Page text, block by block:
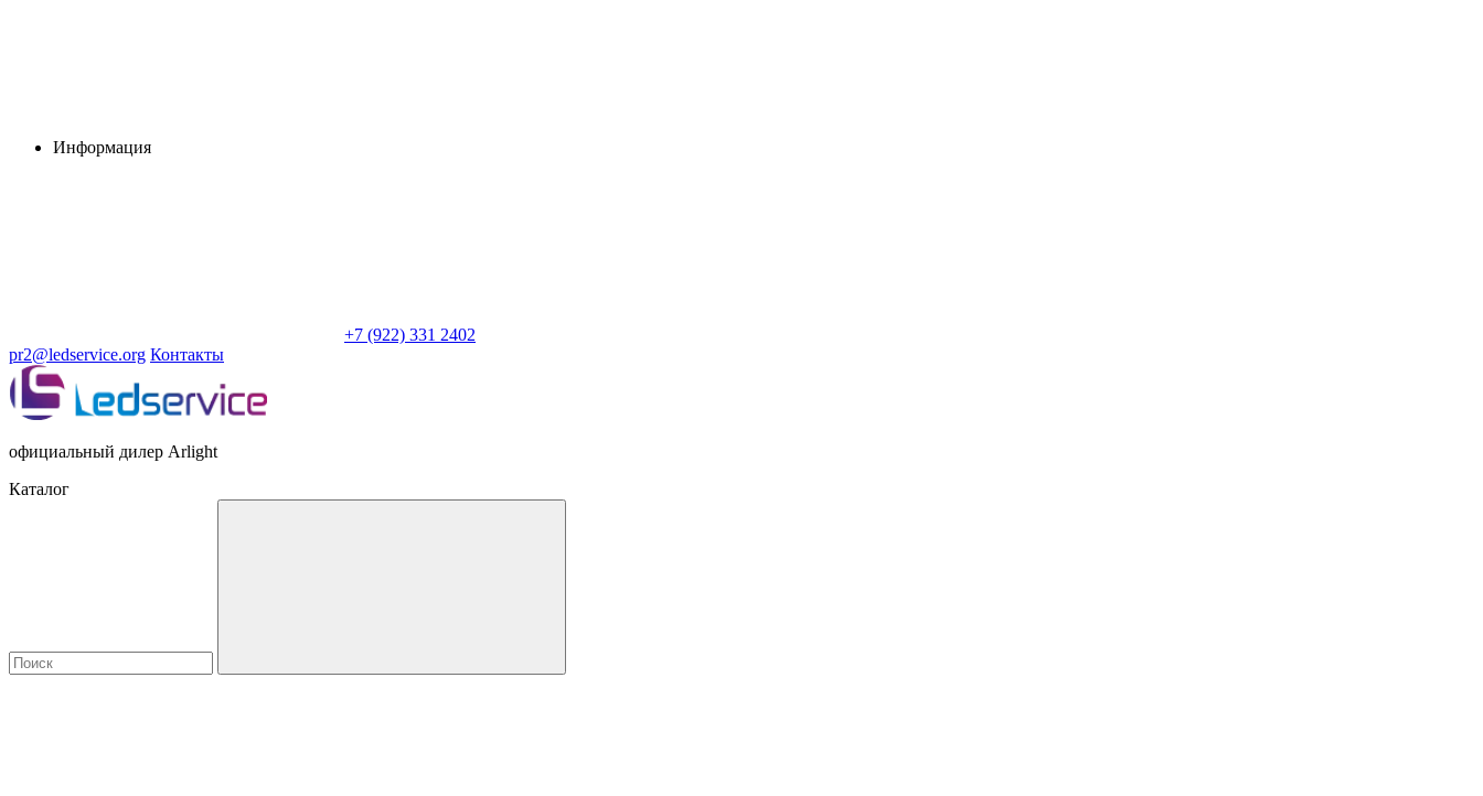
Информация
+7 (922) 331 2402
pr2@ledservice.org Контакты
официальный дилер Arlight
Каталог